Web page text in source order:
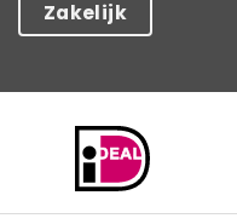
Zakelijk